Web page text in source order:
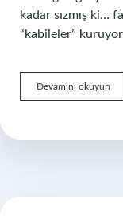
kadar sızmış ki…
“kabileler”
Devamını okuyun
ne
?